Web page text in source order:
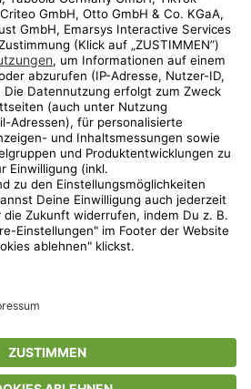
der unverbindlichen Preisempfehlung des
beziehen sich auf den Streichpreis.